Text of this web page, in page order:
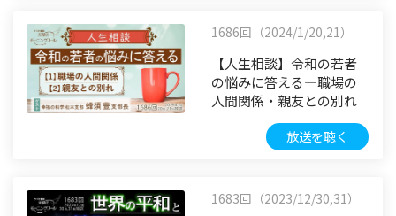
1686回（2024/1/20,21）
【人生相談】令和の若者
の悩みに答える―職場の
人間関係・親友との別れ
放送を聴く
1683回（2023/12/30,31）